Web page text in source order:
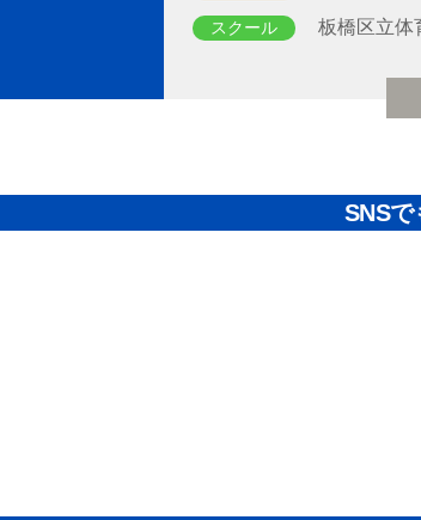
スクール 板橋区立体
SNSで